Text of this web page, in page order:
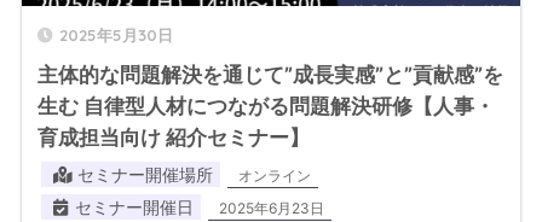
2025年5月30日
主体的な問題解決を通じて”成長実感”と”貢献感”を
生む 自律型人材につながる問題解決研修【人事・
育成担当向け 紹介セミナー】
セミナー開催場所 オンライン
セミナー開催日 2025年6月23日